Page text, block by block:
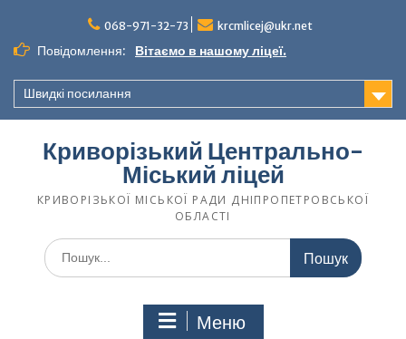
068-971-32-73 krcmlicej@ukr.net
Повідомлення: Вітаємо в нашому ліцеї.
Швидкі посилання
Криворізький Центрально-
Міський ліцей
КРИВОРІЗЬКОЇ МІСЬКОЇ РАДИ ДНІПРОПЕТРОВСЬКОЇ
ОБЛАСТІ
Меню